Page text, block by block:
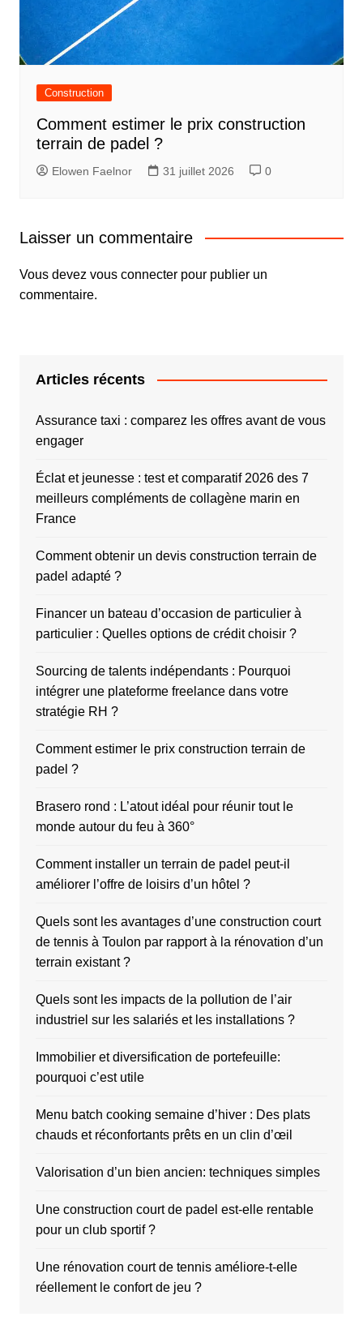
Construction
Comment estimer le prix construction
terrain de padel ?
Elowen Faelnor 31 juillet 2026 0
Laisser un commentaire
Vous devez vous connecterpour publier un
commentaire.
Articles récents
Assurance taxi : comparez les offres avant de vous
engager
Éclat et jeunesse : test et comparatif 2026 des 7
meilleurs compléments de collagène marin en
France
Comment obtenir un devis construction terrain de
padel adapté ?
Financer un bateau d’occasion de particulier à
particulier : Quelles options de crédit choisir ?
Sourcing de talents indépendants : Pourquoi
intégrer une plateforme freelance dans votre
stratégie RH ?
Comment estimer le prix construction terrain de
padel ?
Brasero rond : L’atout idéal pour réunir tout le
monde autour du feu à 360°
Comment installer un terrain de padel peut-il
améliorer l’offre de loisirs d’un hôtel ?
Quels sont les avantages d’une construction court
de tennis à Toulon par rapport à la rénovation d’un
terrain existant ?
Quels sont les impacts de la pollution de l’air
industriel sur les salariés et les installations ?
Immobilier et diversification de portefeuille:
pourquoi c’est utile
Menu batch cooking semaine d’hiver : Des plats
chauds et réconfortants prêts en un clin d’œil
Valorisation d’un bien ancien: techniques simples
Une construction court de padel est-elle rentable
pour un club sportif ?
Une rénovation court de tennis améliore-t-elle
réellement le confort de jeu ?